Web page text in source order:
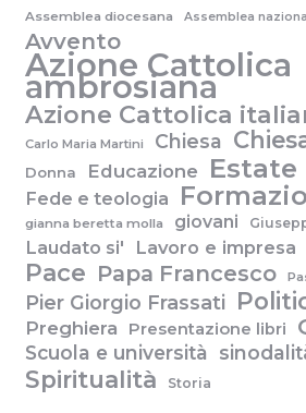
Assemblea diocesana Assemblea
Avvento
Azione Cattolica
ambrosiana
Azione Cattolica
Carlo Maria Martini Chiesa
Donna Educazione Estate
Fede e teologia
gianna beretta molla giovani
Laudato si' Lavoro e impresa
Pace Papa Francesco
Pier Giorgio Frassati
Preghiera
Presentazione libri
Scuola e università
Spiritualità Storia